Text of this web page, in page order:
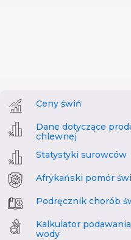
Ceny świń
Dane dotyczące
chlewnej
Statystyki surowców
Afrykański pomór
Podręcznik chorób
Kalkulator
wody